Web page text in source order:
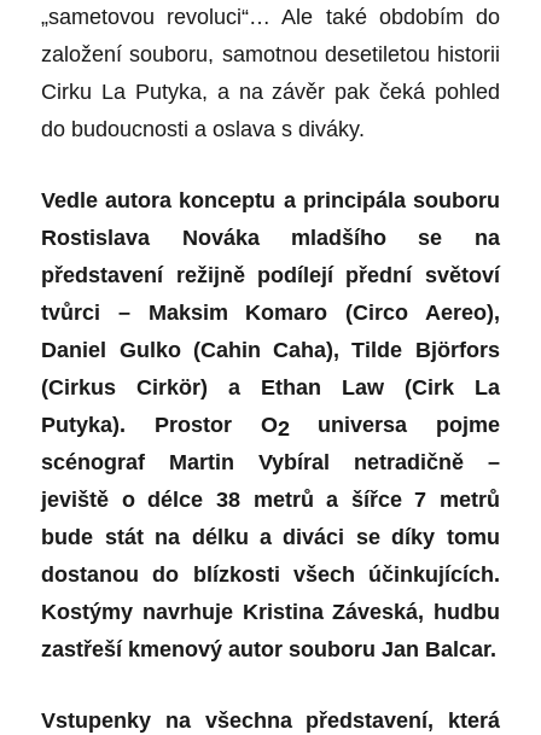
„sametovou revoluci“… Ale také obdobím do
založení souboru, samotnou desetiletou historii
Cirku La Putyka, a na závěr pak čeká pohled
do budoucnosti a oslava s diváky.
Vedle autora konceptu a principála souboru
Rostislava Nováka mladšího se na
představení režijně podílejí přední světoví
tvůrci – Maksim Komaro (Circo Aereo),
Daniel Gulko (Cahin Caha), Tilde Björfors
(Cirkus Cirkör) a Ethan Law (Cirk La
Putyka). Prostor O2 universa pojme
scénograf Martin Vybíral netradičně –
jeviště o délce 38 metrů a šířce 7 metrů
bude stát na délku a diváci se díky tomu
dostanou do blízkosti všech účinkujících.
Kostýmy navrhuje Kristina Záveská, hudbu
zastřeší kmenový autor souboru Jan Balcar.
Vstupenky na všechna představení, která